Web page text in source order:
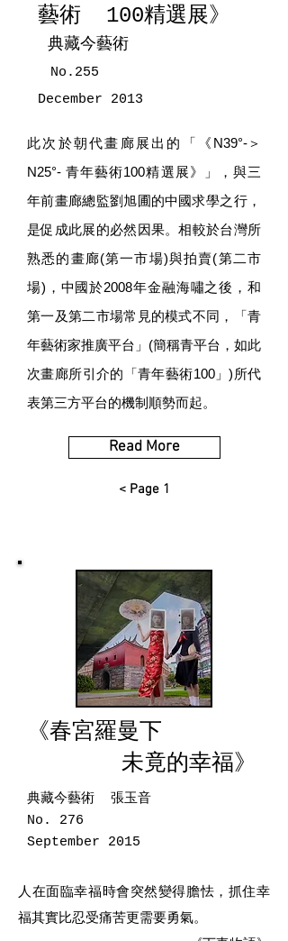
藝術 100精選展》
典藏今藝術
No.255
December 2013
此次於朝代畫廊展出的「《N39°-＞
N25°- 青年藝術100精選展》」，與三
年前畫廊總監劉旭圃的中國求學之行，
是促成此展的必然因果。相較於台灣所
熟悉的畫廊(第一市場)與拍賣(第二市
場)，中國於2008年金融海嘯之後，和
第一及第二市場常見的模式不同，「青
年藝術家推廣平台」(簡稱青平台，如此
次畫廊所引介的「青年藝術100」)所代
表第三方平台的機制順勢而起。
Read More
< Page 1
《春宮羅曼下
未竟的幸福》
典藏今藝術 張玉音
No. 276
September 2015
人在面臨幸福時會突然變得膽怯，抓住幸
福其實比忍受痛苦更需要勇氣。